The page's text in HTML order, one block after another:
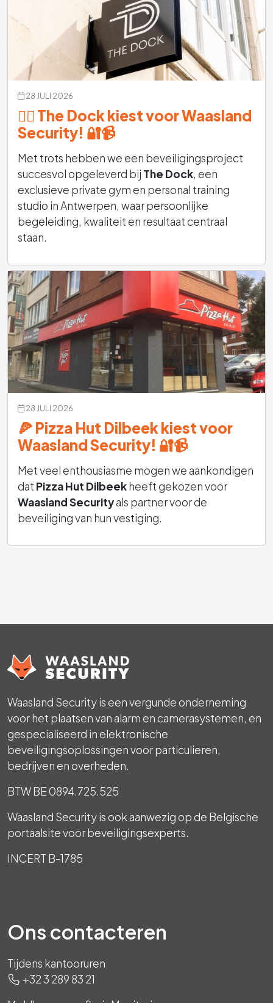
28 JULI 2026
🏋️‍♂️ The Dock kiest voor Waasland
Security! 🔐📹
Met trots hebben we een beveiligingsproject
succesvol opgeleverd bij The Dock, een
exclusieve private gym en personal training
studio in Antwerpen, waar persoonlijke
begeleiding, kwaliteit en resultaat centraal
staan.
28 JULI 2026
🍕 Pizza Hut Dilbeek kiest voor
Waasland Security! 🔐📹
Met veel enthousiasme mogen we aankondigen
dat Pizza Hut Dilbeekheeft gekozen voor
Waasland Securityals partner voor de
beveiliging van hun vestiging.
Waasland Security is een vergunde onderneming
voor het plaatsen van alarm en camerasystemen, en
gespecialiseerd in elektronische
beveiligingsoplossingen voor particulieren,
bedrijven en overheden.
BTW BE 0894.725.525
Waasland Security is ook aanwezig op de Belgische
portaalsite voor beveiligingsexperts.
INCERT B-1785
Ons contacteren
Tijdens kantooruren
+32 3 289 83 21